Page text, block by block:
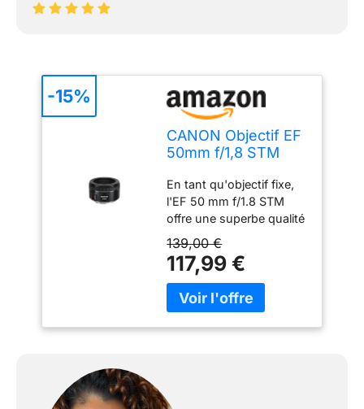
CANON Objectif EF
50mm f/1,8 STM
(portrait, reportage)
En tant qu'objectif fixe,
l'EF 50 mm f/1.8 STM
offre une superbe qualité
d'image pour capturer la
vie en déplacement avec
une netteté améliorée,
plus de contraste et
moins de distorsion La
magnifiquement flou
139,00 €
117,99 €
-15%